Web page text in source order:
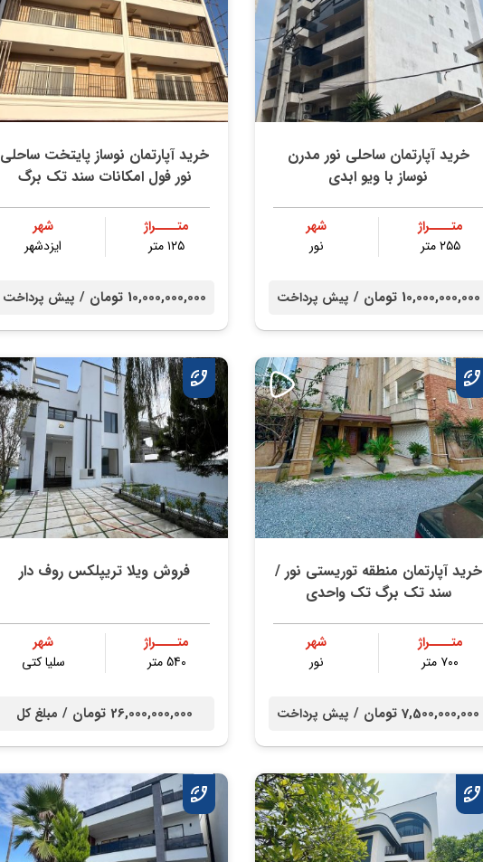
خرید آپارتمان ساحلی نور مدرن
نوساز با ویو ابدی
متــــراژ
۲۵۵ متر
شهر
نور
10,000,000,000 تومان / پیش پرداخت
خرید آپارتمان نوساز پایتخت ساحلی
نور فول امکانات سند تک برگ
متــــراژ
۱۲۵ متر
شهر
ایزدشهر
10,000,000,000 تومان / پیش پرداخت
خرید آپارتمان منطقه توریستی نور /
سند تک برگ تک واحدی
متــــراژ
۷۰۰ متر
شهر
نور
7,500,000,000 تومان / پیش پرداخت
فروش ویلا تریپلکس روف دار
متــــراژ
540 متر
شهر
سلیا کتی
26,000,000,000 تومان / مبلغ کل